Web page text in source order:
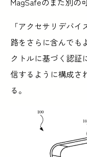
「アクセサリデバ
路をさらに含んでも
クトルに基づく認証
信するように構成さ
る。